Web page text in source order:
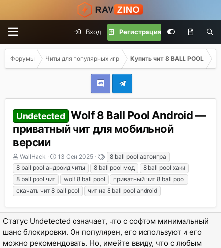
Вход Регистрация
Форумы Читы для популярных игр Купить чит 8 BALL POOL
Undetected Wolf 8 Ball Pool Android —
приватный чит для мобильной
версии
А
в
т
о
р
е
м
ы
WallHack
Д
а
т
а
н
ч
а
л
а
13 Сен 2025
е
г
и
8 ball pool автоигра
8 ball pool андроид читы
8 ball pool мод
8 ball pool хаки
8 ball pool чит
wolf 8 ball pool
приватный чит 8 ball pool
скачать чит 8 ball pool
чит на 8 ball pool android
Статус Undetected означает, что с софтом минимальный
шанс блокировки. Он популярен, его используют и его
можно рекомендовать. Но, имейте ввиду, что с любым